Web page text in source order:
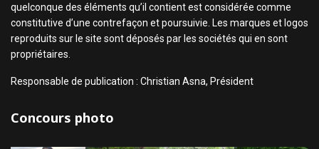
quelconque des éléments qu’il contient est considérée comme
constitutive d’une contrefaçon et poursuivie. Les marques et logos
reproduits sur le site sont déposés par les sociétés qui en sont
propriétaires.
Responsable de publication : Christian Asna, Président
Concours photo